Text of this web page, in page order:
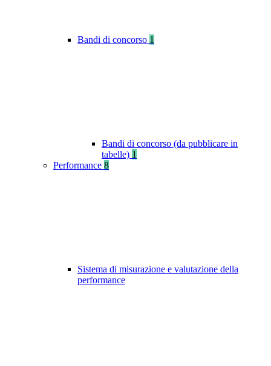
Bandi di concorso 1
Bandi di concorso (da pubblicare in
tabelle) 1
Performance 8
Sistema di misurazione e valutazione della
performance